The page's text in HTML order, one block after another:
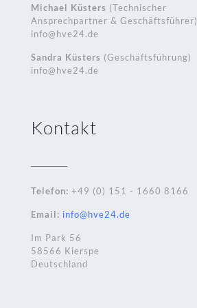
Michael Küsters (Technischer
Ansprechpartner & Geschäftsführer)
info@hve24.de
Sandra Küsters (Geschäftsführung)
info@hve24.de
Kontakt
Telefon: +49 (0) 151 - 1660 8166
Email: info@hve24.de
Im Park 56
58566 Kierspe
Deutschland